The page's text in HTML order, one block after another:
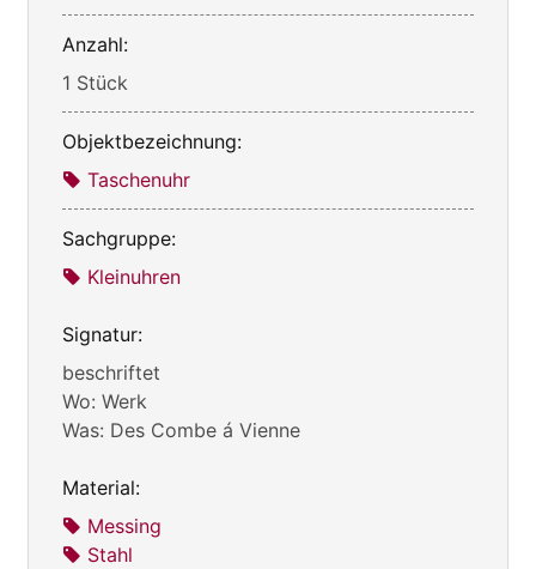
Anzahl:
1 Stück
Objektbezeichnung:
Taschenuhr
Sachgruppe:
Kleinuhren
Signatur:
beschriftet
Wo: Werk
Was: Des Combe á Vienne
Material:
Messing
Stahl